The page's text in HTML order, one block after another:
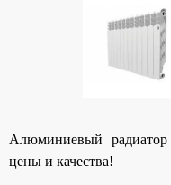
Алюминиевый
цены и качества!